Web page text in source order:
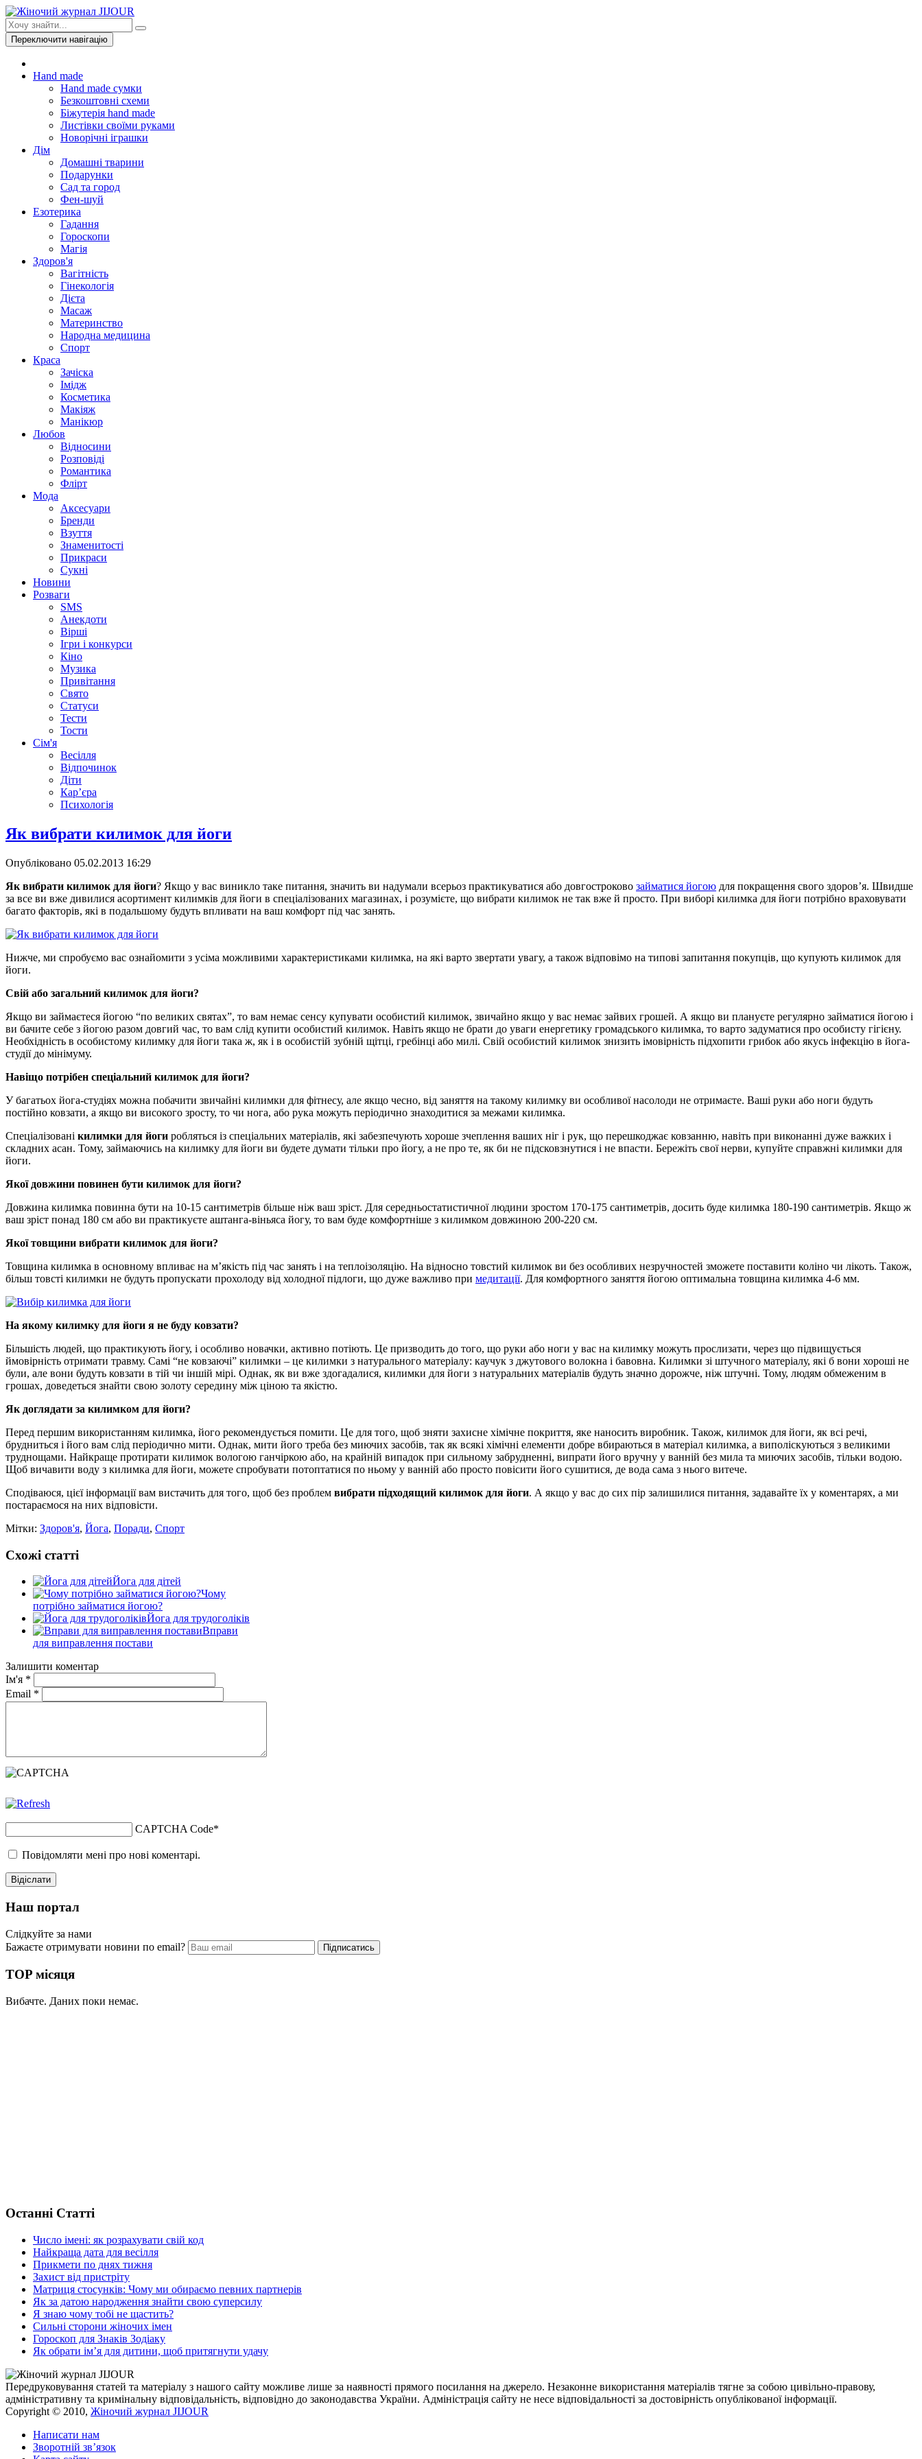
Переключити навігацію
Hand made
Hand made сумки
Безкоштовні схеми
Біжутерія hand made
Листівки своїми руками
Новорічні іграшки
Дім
Домашні тварини
Подарунки
Сад та город
Фен-шуй
Езотерика
Гадання
Гороскопи
Магія
Здоров'я
Вагітність
Гінекологія
Дієта
Масаж
Материнство
Народна медицина
Спорт
Краса
Зачіска
Імідж
Косметика
Макіяж
Манікюр
Любов
Відносини
Розповіді
Романтика
Флірт
Мода
Аксесуари
Бренди
Взуття
Знаменитості
Прикраси
Сукні
Новини
Розваги
SMS
Анекдоти
Вірші
Ігри і конкурси
Кіно
Музика
Привітання
Свято
Статуси
Тести
Тости
Сім'я
Весілля
Відпочинок
Діти
Кар’єра
Психологія
Як вибрати килимок для йоги
Опубліковано 05.02.2013 16:29
Як вибрати килимок для йоги? Якщо у вас виникло таке питання, значить ви надумали всерьоз практикуватися або довгостроково займатися йогою для покращення свого здоров’я. Швидше
за все ви вже дивилися асортимент килимків для йоги в спеціалізованих магазинах, і розумієте, що вибрати килимок не так вже й просто. При виборі килимка для йоги потрібно враховувати
багато факторів, які в подальшому будуть впливати на ваш комфорт під час занять.
Нижче, ми спробуємо вас ознайомити з усіма можливими характеристиками килимка, на які варто звертати увагу, а також відповімо на типові запитання покупців, що купують килимок для
йоги.
Свій або загальний килимок для йоги?
Якщо ви займаєтеся йогою “по великих святах”, то вам немає сенсу купувати особистий килимок, звичайно якщо у вас немає зайвих грошей. А якщо ви плануєте регулярно займатися йогою і
ви бачите себе з йогою разом довгий час, то вам слід купити особистий килимок. Навіть якщо не брати до уваги енергетику громадського килимка, то варто задуматися про особисту гігієну.
Необхідність в особистому килимку для йоги така ж, як і в особистій зубній щітці, гребінці або милі. Свій особистий килимок знизить імовірність підхопити грибок або якусь інфекцію в йога-
студії до мінімуму.
Навіщо потрібен спеціальний килимок для йоги?
У багатьох йога-студіях можна побачити звичайні килимки для фітнесу, але якщо чесно, від заняття на такому килимку ви особливої насолоди не отримаєте. Ваші руки або ноги будуть
постійно ковзати, а якщо ви високого зросту, то чи нога, або рука можуть періодично знаходитися за межами килимка.
Спеціалізовані килимки для йоги робляться із спеціальних матеріалів, які забезпечують хороше зчеплення ваших ніг і рук, що перешкоджає ковзанню, навіть при виконанні дуже важких і
складних асан. Тому, займаючись на килимку для йоги ви будете думати тільки про йогу, а не про те, як би не підсковзнутися і не впасти. Бережіть свої нерви, купуйте справжні килимки для
йоги.
Якої довжини повинен бути килимок для йоги?
Довжина килимка повинна бути на 10-15 сантиметрів більше ніж ваш зріст. Для середньостатистичної людини зростом 170-175 сантиметрів, досить буде килимка 180-190 сантиметрів. Якщо ж
ваш зріст понад 180 см або ви практикуєте аштанга-віньяса йогу, то вам буде комфортніше з килимком довжиною 200-220 см.
Якої товщини вибрати килимок для йоги?
Товщина килимка в основному впливає на м’якість під час занять і на теплоізоляцію. На відносно товстий килимок ви без особливих незручностей зможете поставити коліно чи лікоть. Також,
більш товсті килимки не будуть пропускати прохолоду від холодної підлоги, що дуже важливо при медитації. Для комфортного заняття йогою оптимальна товщина килимка 4-6 мм.
На якому килимку для йоги я не буду ковзати?
Більшість людей, що практикують йогу, і особливо новачки, активно потіють. Це призводить до того, що руки або ноги у вас на килимку можуть прослизати, через що підвищується
ймовірність отримати травму. Самі “не ковзаючі” килимки – це килимки з натурального матеріалу: каучук з джутового волокна і бавовна. Килимки зі штучного матеріалу, які б вони хороші не
були, але вони будуть ковзати в тій чи іншій мірі. Однак, як ви вже здогадалися, килимки для йоги з натуральних матеріалів будуть значно дорожче, ніж штучні. Тому, людям обмеженим в
грошах, доведеться знайти свою золоту середину між ціною та якістю.
Як доглядати за килимком для йоги?
Перед першим використанням килимка, його рекомендується помити. Це для того, щоб зняти захисне хімічне покриття, яке наносить виробник. Також, килимок для йоги, як всі речі,
брудниться і його вам слід періодично мити. Однак, мити його треба без миючих засобів, так як всякі хімічні елементи добре вбираються в матеріал килимка, а виполіскуються з великими
труднощами. Найкраще протирати килимок вологою ганчіркою або, на крайній випадок при сильному забрудненні, випрати його вручну у ванній без мила та миючих засобів, тільки водою.
Щоб вичавити воду з килимка для йоги, можете спробувати потоптатися по ньому у ванній або просто повісити його сушитися, де вода сама з нього витече.
Сподіваюся, цієї інформації вам вистачить для того, щоб без проблем вибрати підходящий килимок для йоги. А якщо у вас до сих пір залишилися питання, задавайте їх у коментарях, а ми
постараємося на них відповісти.
Мітки: Здоров'я, Йога, Поради, Спорт
Схожі статті
Йога для дітей
Чому
потрібно займатися йогою?
Йога для трудоголіків
Вправи
для виправлення постави
Залишити коментар
Ім'я *
Email *
CAPTCHA Code*
Повідомляти мені про нові коментарі.
Наш портал
Слідкуйте за нами
Бажаєте отримувати новини по email?
TOP місяця
Вибачте. Даних поки немає.
Останні Статті
Число імені: як розрахувати свій код
Найкраща дата для весілля
Прикмети по днях тижня
Захист від пристріту
Матриця стосунків: Чому ми обираємо певних партнерів
Як за датою народження знайти свою суперсилу
Я знаю чому тобі не щастить?
Сильні сторони жіночих імен
Гороскоп для Знаків Зодіаку
Як обрати ім’я для дитини, щоб притягнути удачу
Передруковування статей та матеріалу з нашого сайту можливе лише за наявності прямого посилання на джерело. Незаконне використання матеріалів тягне за собою цивільно-правову,
адміністративну та кримінальну відповідальність, відповідно до законодавства України. Адміністрація сайту не несе відповідальності за достовірність опублікованої інформації.
Copyright © 2010, Жіночий журнал JIJOUR
Написати нам
Зворотній зв’язок